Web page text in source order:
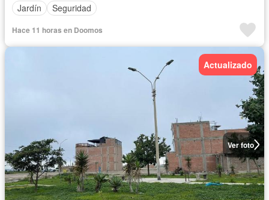
Jardín
Seguridad
Hace 11 horas en Doomos
Ver foto
Actualizado